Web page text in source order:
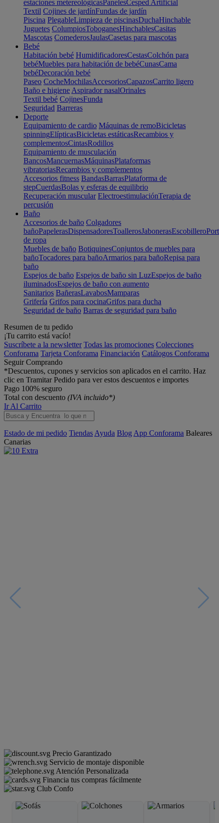
estaciones metereológicasPanelesCesped Artificial
Textil Cojines de jardínFundas de jardín
Piscina PlegableLimpieza de piscinasDuchaHinchable
Juguetes ColumpiosToboganesHinchablesCasitas
Mascotas ComederosJaulasCasetas para mascotas
Bebé
Habitación bebé HumidificadoresCestasColchón para
bebéMuebles para habitación de bebéCunasCama
bebéDecoración bebé
Paseo CocheMochilasAccesoriosCapazosCarrito ligero
Baño e higiene Aspirador nasalOrinales
Textil bebé CojinesFunda
Seguridad Barreras
Deporte
Equipamiento de cardio Máquinas de remoBicicletas
spinningElípticasBicicletas estáticasRecambios y
complementosCintasRodillos
Equipamiento de musculación
BancosMancuernasMáquinasPlataformas
vibratoriasRecambios y complementos
Accesorios fitness BandasBarrasPlataforma de
stepCuerdasBolas y esferas de equilibrio
Recuperación muscular ElectroestimulaciónTerapia de
percusión
Baño
Accesorios de baño Colgadores
bañoPapelerasDispensadoresToallerosJabonerasEscobillero
de ropa
Muebles de baño BotiquinesConjuntos de muebles para
bañoTocadores para bañoArmarios para bañoRepisa para
baño
Espejos de baño Espejos de baño sin LuzEspejos de baño
iluminadosEspejos de baño con aumento
Sanitarios BañerasLavabosMamparas
Grifería Grifos para cocinaGrifos para ducha
Seguridad de baño Barras de seguridad para baño
Resumen de tu pedido
¡Tu carrito está vacío!
Suscríbete a la newsletter Todas las promociones Colecciones
Conforama Tarjeta Conforama Financiación Catálogos Conforama
Seguir Comprando
*Descuentos, cupones y servicios son aplicados en el carrito. Haz
clic en Tramitar Pedido para ver estos descuentos e importes
Pago 100% seguro
Total con descuento (IVA incluido*)
Ir Al Carrito
Estado de mi pedido Tiendas Ayuda Blog App Conforama Baleares
Canarias
Precio Garantizado
Servicio de montaje disponible
Atención Personalizada
Financia tus compras fácilmente
Club Confo